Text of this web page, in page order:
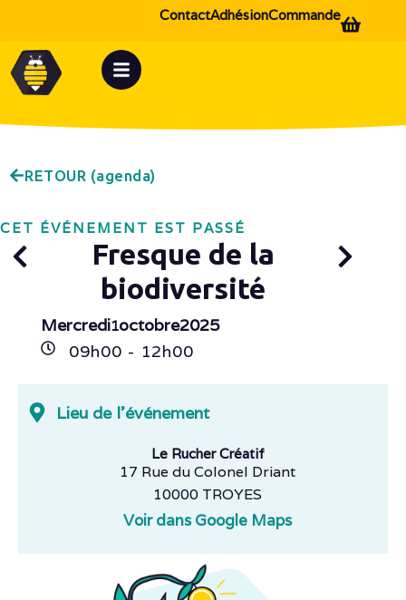
Commande
Adhésion
Contact
RETOUR (agenda)
CET ÉVÉNEMENT EST PASSÉ
Fresque de la
biodiversité
Mercredi1octobre2025
09h00 - 12h00
Lieu de l'événement
Le Rucher Créatif
17 Rue du Colonel Driant
10000 TROYES
Voir dans Google Maps